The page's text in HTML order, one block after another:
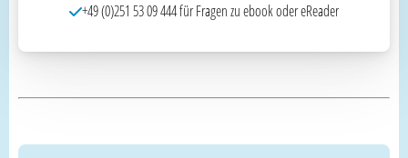
+49 (0)251 53 09 444 für Fragen zu ebook oder eReader